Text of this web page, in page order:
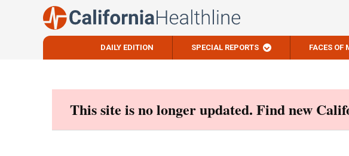
DAILY EDITION SPECIAL REPORTS FACES OF
This site is no longer updated. Find new